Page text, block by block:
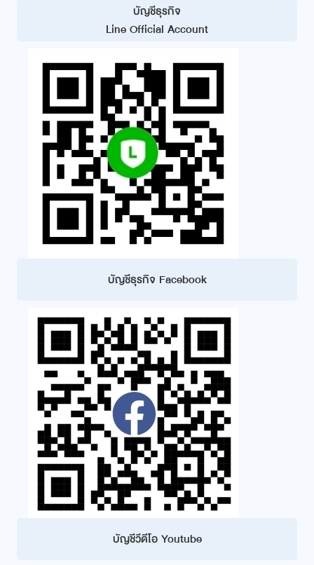
บัญชีธุรกิจ
Line Official Account
บัญชีธุรกิจ Facebook
บัญชีวีดีโอ Youtube